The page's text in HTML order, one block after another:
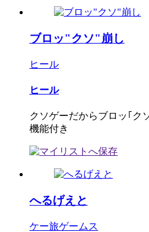
ブロッ"クソ"崩し
ヒール
ヒール
クソゲーだからブロッ｢ク
機能付き
へるげえと
ケー旅ゲームス